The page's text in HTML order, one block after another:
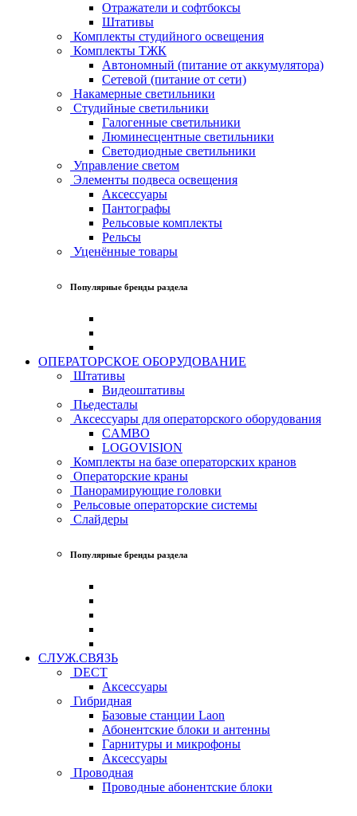
Отражатели и софтбоксы
Штативы
Комплекты студийного освещения
Комплекты ТЖК
Автономный (питание от аккумулятора)
Сетевой (питание от сети)
Накамерные светильники
Студийные светильники
Галогенные светильники
Люминесцентные светильники
Светодиодные светильники
Управление светом
Элементы подвеса освещения
Аксессуары
Пантографы
Рельсовые комплекты
Рельсы
Уценённые товары
Популярные бренды раздела
ОПЕРАТОРСКОЕ ОБОРУДОВАНИЕ
Штативы
Видеоштативы
Пьедесталы
Аксессуары для операторского оборудования
CAMBO
LOGOVISION
Комплекты на базе операторских кранов
Операторские краны
Панорамирующие головки
Рельсовые операторские системы
Слайдеры
Популярные бренды раздела
СЛУЖ.СВЯЗЬ
DECT
Аксессуары
Гибридная
Базовые станции Laon
Абонентские блоки и антенны
Гарнитуры и микрофоны
Аксессуары
Проводная
Проводные абонентские блоки